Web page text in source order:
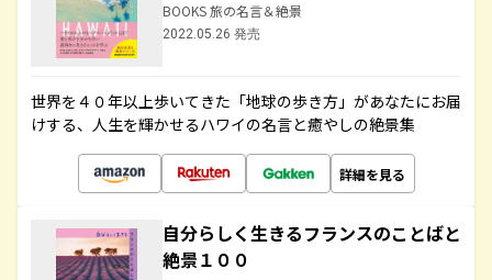
BOOKS 旅の名言＆絶景
2022.05.26 発売
世界を４０年以上歩いてきた「地球の歩き方」があなたにお届
けする、人生を輝かせるハワイの名言と癒やしの絶景集
詳細を見る
自分らしく生きるフランスのことばと
絶景１００